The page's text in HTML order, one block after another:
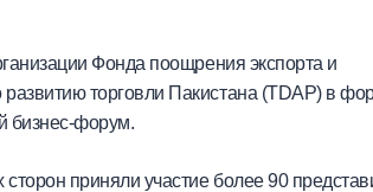
Фонда поощрения экспорта и
торговли Пакистана (TDAP) в
бизнес-форум.
приняли участие более 90